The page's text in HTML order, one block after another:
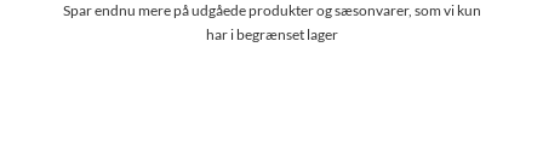
Spar endnu mere på udgåede produkter og sæsonvarer, som vi kun
har i begrænset lager